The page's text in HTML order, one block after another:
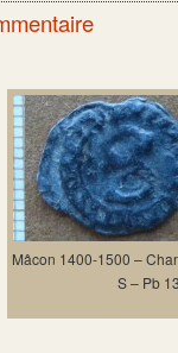
Mâcon 1400-1500 –
S – Pb